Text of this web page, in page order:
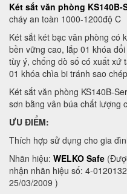
Két sắt văn phòng KS140B-
cháy an toàn 1000-1200độ C
Két sắt két bạc văn phòng có
bền vững cao, lắp 01 khóa
tùy ý, chống dò số có xuất xứ
01 khóa chìa bi tránh sao
Két sắt văn phòng KS140B-
sơn bằng vân búa chất lượng
ƯU ĐIỂM:
Thích hợp sử dụng cho gia
Nhãn hiệu: WELKO Safe
nhận nhãn hiệu số: 4-
25/03/2009 )